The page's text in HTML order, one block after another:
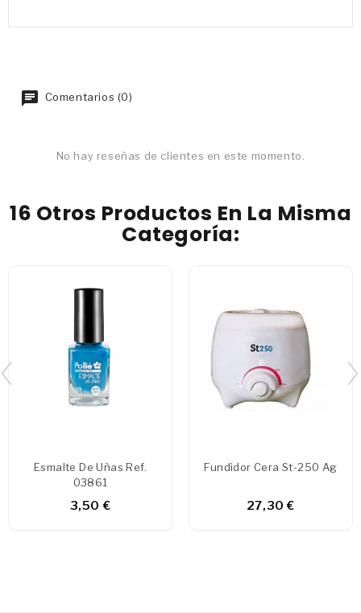
Comentarios (0)
No hay reseñas de clientes en este momento.
16 Otros Productos En La Misma
Categoría:
Esmalte De Uñas Ref.
03861
3,50 €
Fundidor Cera St-250 Ag
27,30 €